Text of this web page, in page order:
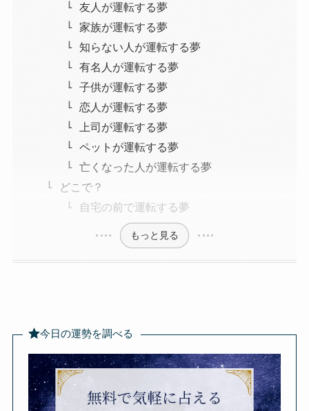
友人が運転する夢
家族が運転する夢
知らない人が運転する夢
有名人が運転する夢
子供が運転する夢
恋人が運転する夢
上司が運転する夢
ペットが運転する夢
亡くなった人が運転する夢
どこで？
自宅の前で運転する夢
もっと見る
今日の運勢を調べる